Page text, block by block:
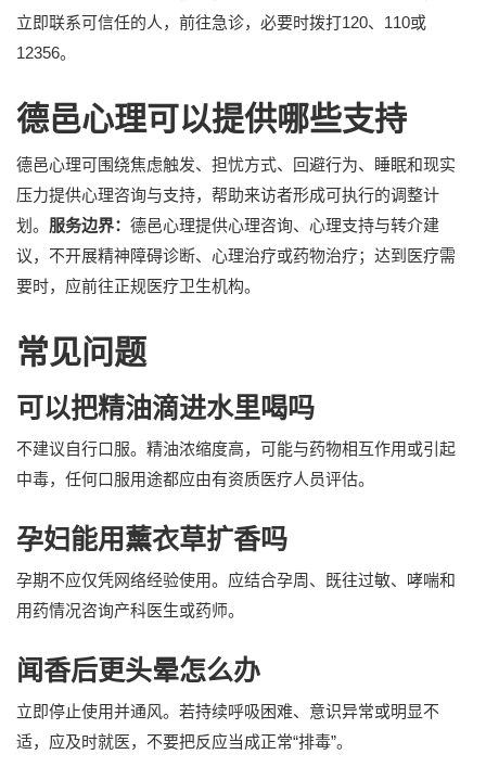
立即联系可信任的人，前往急诊，必要时拨打120、110或
12356。
德邑心理可以提供哪些支持
德邑心理可围绕焦虑触发、担忧方式、回避行为、睡眠和现实
压力提供心理咨询与支持，帮助来访者形成可执行的调整计
划。 服务边界： 德邑心理提供心理咨询、心理支持与转介建
议，不开展精神障碍诊断、心理治疗或药物治疗；达到医疗需
要时，应前往正规医疗卫生机构。
常见问题
可以把精油滴进水里喝吗
不建议自行口服。精油浓缩度高，可能与药物相互作用或引起
中毒，任何口服用途都应由有资质医疗人员评估。
孕妇能用薰衣草扩香吗
孕期不应仅凭网络经验使用。应结合孕周、既往过敏、哮喘和
用药情况咨询产科医生或药师。
闻香后更头晕怎么办
立即停止使用并通风。若持续呼吸困难、意识异常或明显不
适，应及时就医，不要把反应当成正常“排毒”。